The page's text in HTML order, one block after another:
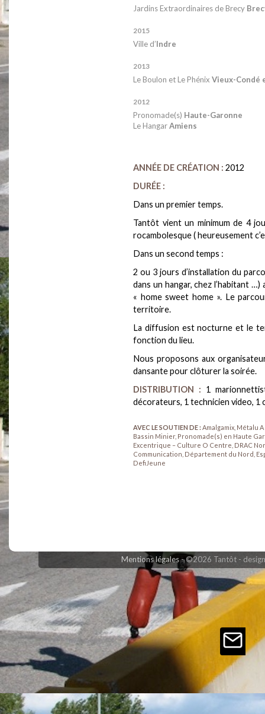
Jardins Extraordinaires de Brecy
2015
Ville d’Indre
2013
Le Boulon et Le Phénix Vieux-Condé
2012
Pronomade(s) Haute-Garonne
Le HangarAmiens
ANNÉE DE CRÉATION : 2012
DURÉE :
Dans un premier temps.
Tantôt vient un minimum de 4
rocambolesque ( heureusement
Dans un second temps :
2 ou 3 jours d’installation du
dans un hangar, chez l’habitant
« home sweet home ». Le
territoire.
La diffusion est nocturne et le
fonction du lieu.
Nous proposons aux
dansante pour clôturer la soirée.
DISTRIBUTION : 1
décorateurs, 1 technicien video, 1
AVEC LE SOUTIEN DE : Amalgamix, Métalu
Bassin Minier, Pronomade(s) en Haute
Excentrique – Culture O Centre, DRAC
Communication, Département du Nord,
DefiJeune
Mentions légales ©2026 Tantôt -